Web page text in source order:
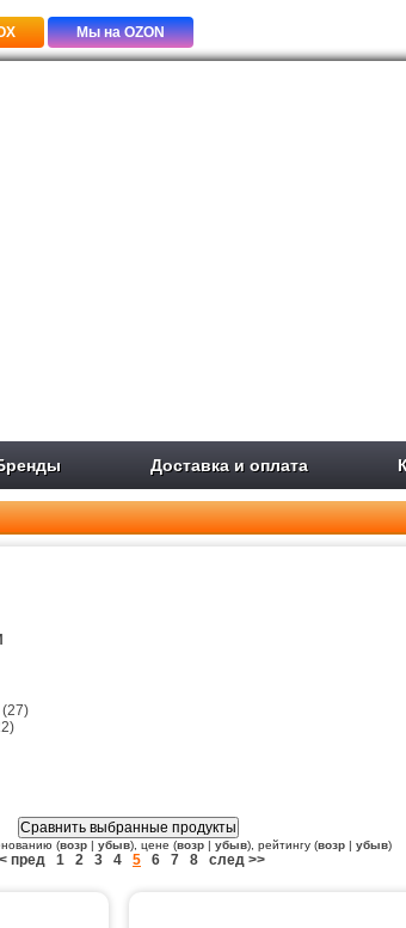
Мы на OZON
Доставка и оплата
(27)
(возр| убыв), цене (возр| убыв), рейтингу (возр| убыв)
пред 1 2 3 4 5 6 7 8 след >>